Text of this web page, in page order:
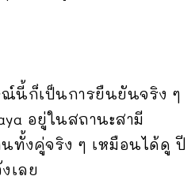
นี้ก็เป็นการยืนยันจริง ๆ
อยู่ในสถานะสามี
ทั้งคู่จริง ๆ เหมือนได้ดู ปี
เลย